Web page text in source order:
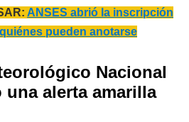
ANSES abrió la inscripción
pueden anotarse
Nacional
alerta amarilla